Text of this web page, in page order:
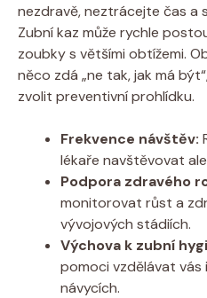
nezdravě, neztrácejte čas a
Zubní kaz může rychle
zoubky s většími obtížemi.
něco zdá „ne tak, jak má
zvolit preventivní prohlídku.
Frekvence návštěv:
lékaře navštěvovat
Podpora zdravého
monitorovat růst a
vývojových stádiích.
Výchova k zubní
pomoci vzdělávat vás
návycích.